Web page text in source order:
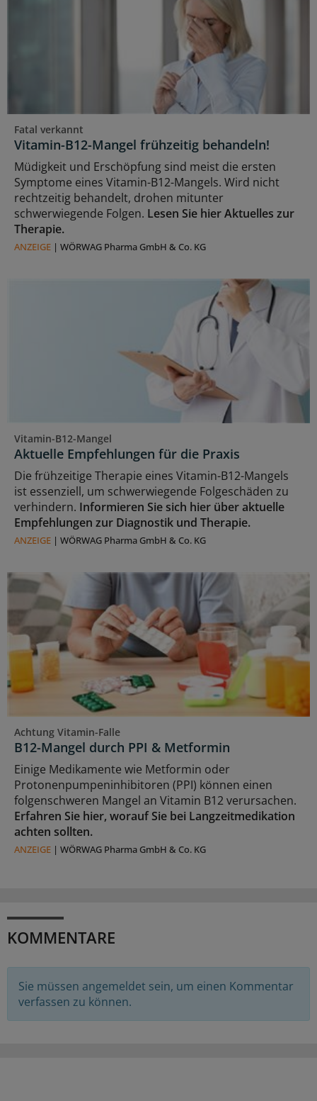
Fatal verkannt
Vitamin-B12-Mangel frühzeitig behandeln!
Müdigkeit und Erschöpfung sind meist die ersten
Symptome eines Vitamin-B12-Mangels. Wird nicht
rechtzeitig behandelt, drohen mitunter
schwerwiegende Folgen. Lesen Sie hier Aktuelles zur
Therapie.
ANZEIGE | WÖRWAG Pharma GmbH & Co. KG
Vitamin-B12-Mangel
Aktuelle Empfehlungen für die Praxis
Die frühzeitige Therapie eines Vitamin-B12-Mangels
ist essenziell, um schwerwiegende Folgeschäden zu
verhindern. Informieren Sie sich hier über aktuelle
Empfehlungen zur Diagnostik und Therapie.
ANZEIGE | WÖRWAG Pharma GmbH & Co. KG
Achtung Vitamin-Falle
B12-Mangel durch PPI & Metformin
Einige Medikamente wie Metformin oder
Protonenpumpeninhibitoren (PPI) können einen
folgenschweren Mangel an Vitamin B12 verursachen.
Erfahren Sie hier, worauf Sie bei Langzeitmedikation
achten sollten.
ANZEIGE | WÖRWAG Pharma GmbH & Co. KG
KOMMENTARE
Sie müssen angemeldet sein, um einen Kommentar
verfassen zu können.